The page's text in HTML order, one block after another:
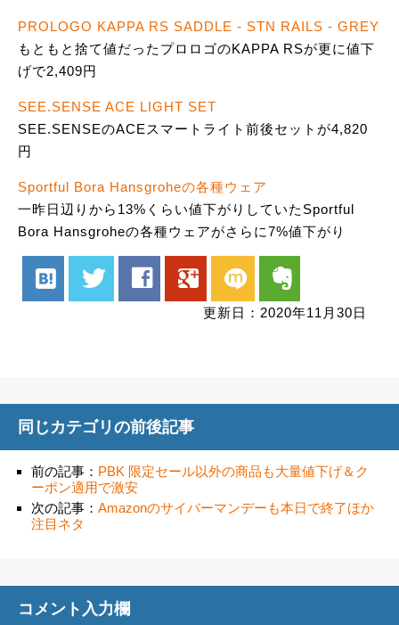
PROLOGO KAPPA RS SADDLE - STN RAILS - GREY
もともと捨て値だったプロロゴのKAPPA RSが更に値下
げで2,409円
SEE.SENSE ACE LIGHT SET
SEE.SENSEのACEスマートライト前後セットが4,820
円
Sportful Bora Hansgroheの各種ウェア
一昨日辺りから13%くらい値下がりしていたSportful
Bora Hansgroheの各種ウェアがさらに7%値下がり
hatenabookmark twitter facebook google mixi evernote
更新日：2020年11月30日
同じカテゴリの前後記事
前の記事： PBK 限定セール以外の商品も大量値下げ＆ク
ーポン適用で激安
次の記事： Amazonのサイバーマンデーも本日で終了ほか
注目ネタ
コメント入力欄